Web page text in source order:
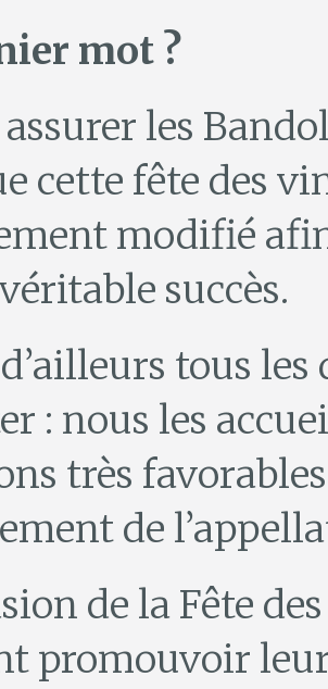
mot ?
assurer les
cette fête des
modifié
succès.
tous
: nous les
très
de
de la Fête
promouvoir